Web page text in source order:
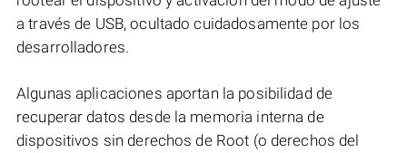
a través de USB, ocultado cuidadosamente por los
desarrolladores.
Algunas aplicaciones aportan la posibilidad de
recuperar datos desde la memoria interna de
dispositivos sin derechos de Root (o derechos del